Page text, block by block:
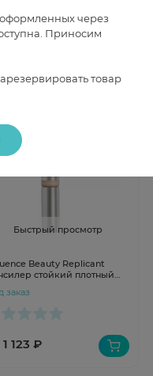
Быстрый просмотр
Beauty Replicant
стойкий плотный
заказ
123 ₽
через
Приносим
товар